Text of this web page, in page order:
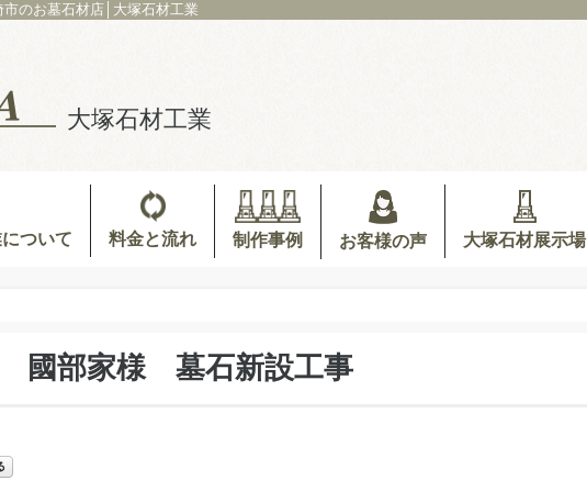
のお墓石材店│大塚石材工業
大塚石材工業
ついて 料金と流れ 制作事例 お客様の声 大塚石材展示場
國部家様 墓石新設工事